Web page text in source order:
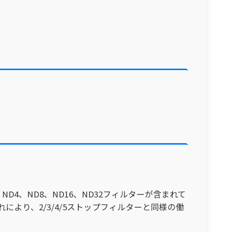
、ND8、ND16、ND32フィルターが含まれて
により、2/3/4/5ストップフィルターと同様の働